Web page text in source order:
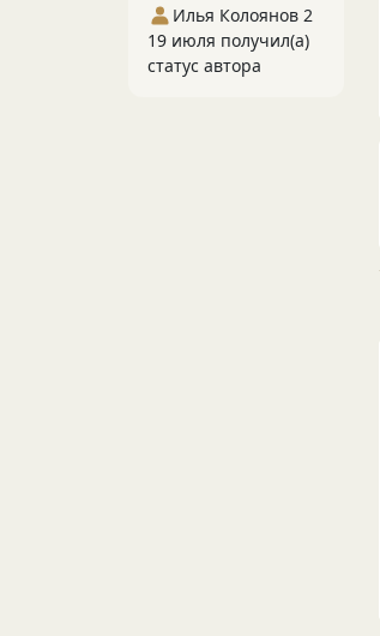
Илья Колоянов 2
19 июля получил(а)
статус автора